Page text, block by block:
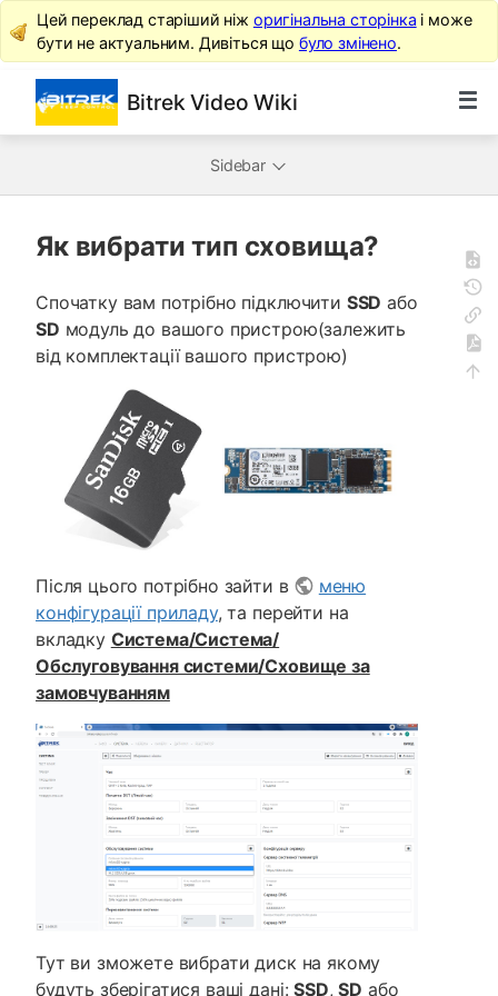
Цей переклад старіший ніж оригінальна сторінка і може
бути не актуальним. Дивіться що було змінено.
Bitrek Video Wiki
Sidebar
Як вибрати тип сховища?
Спочатку вам потрібно підключити SSD або
SD модуль до вашого пристрою(залежить
від комплектації вашого пристрою)
Після цього потрібно зайти в
меню
конфігурації приладу, та перейти на
вкладку Система/Система/
Обслуговування системи/Сховище за
замовчуванням
Тут ви зможете вибрати диск на якому
будуть зберігатися ваші дані:SSD,SD або